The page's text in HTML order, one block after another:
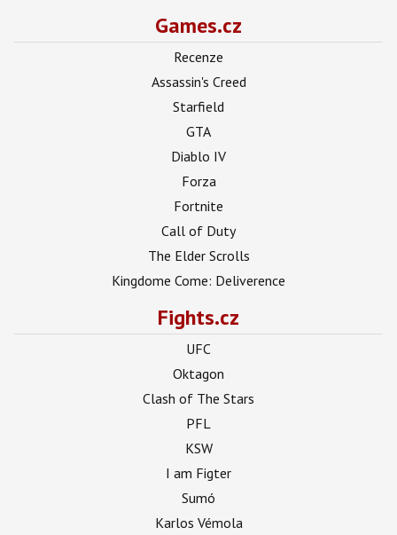
Games.cz
Recenze
Assassin's Creed
Starfield
GTA
Diablo IV
Forza
Fortnite
Call of Duty
The Elder Scrolls
Kingdome Come: Deliverence
Fights.cz
UFC
Oktagon
Clash of The Stars
PFL
KSW
I am Figter
Sumó
Karlos Vémola